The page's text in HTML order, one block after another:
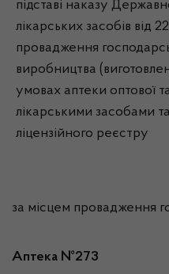
підставі наказу
лікарських засобів від
провадження
виробництва
умовах аптеки оптової
лікарськими засобами
ліцензійного реєстру
за місцем провадження
Аптека №273